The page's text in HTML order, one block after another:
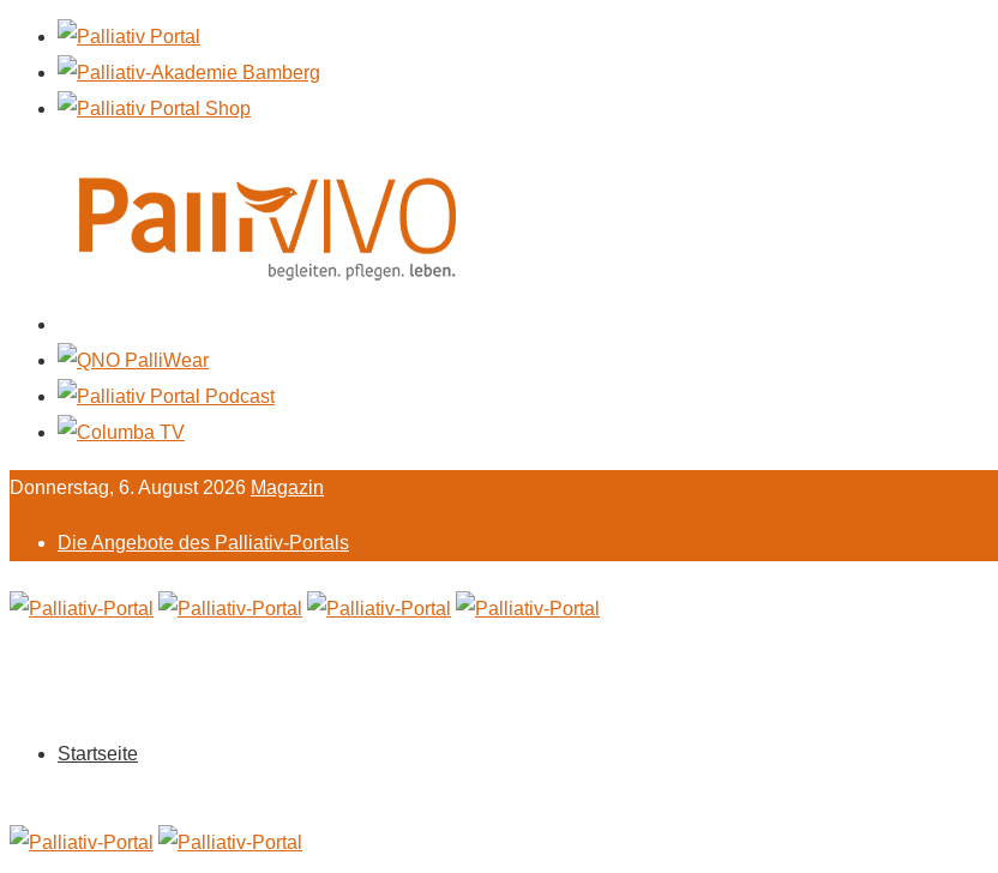
Donnerstag, 6. August 2026 Magazin
Die Angebote des Palliativ-Portals
Startseite